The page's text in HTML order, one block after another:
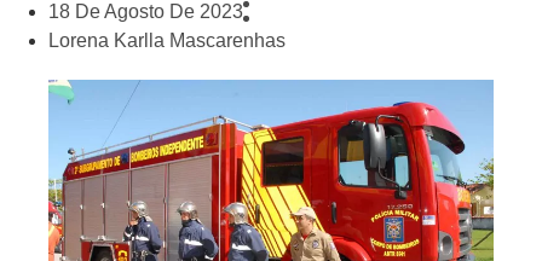
18 De Agosto De 2023
Lorena Karlla Mascarenhas